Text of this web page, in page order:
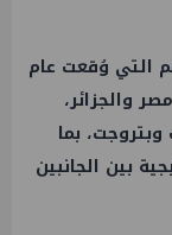
التي وُقعت عام
والجزائر،
بما
بين الجانبين